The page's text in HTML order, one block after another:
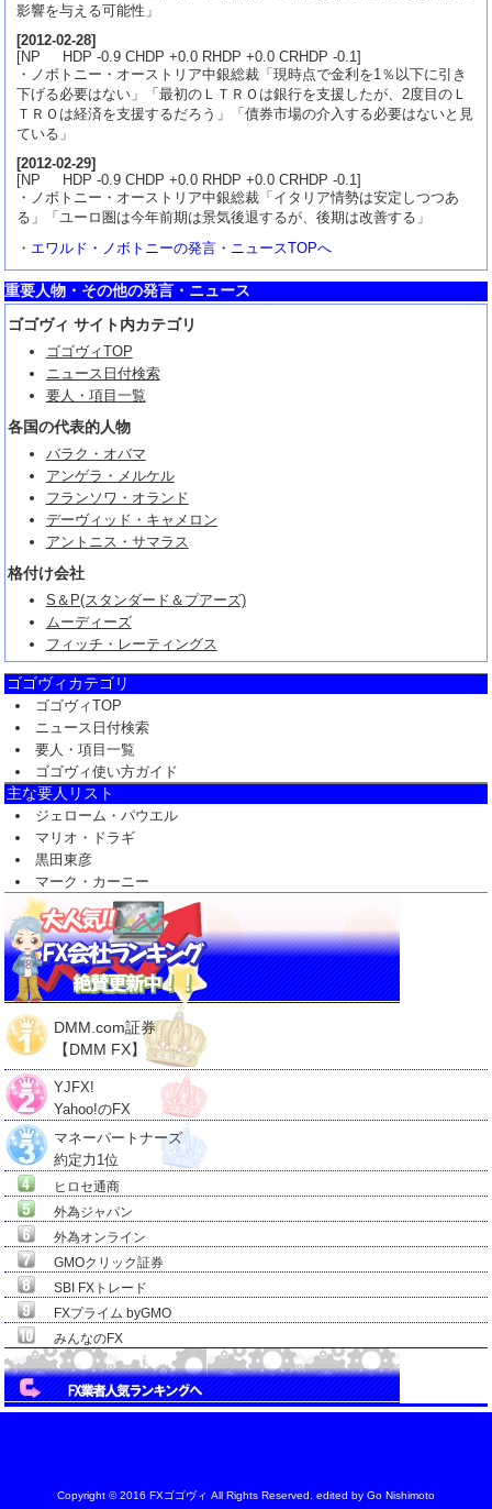
影響を与える可能性」
[2012-02-28]
[NP HDP -0.9 CHDP +0.0 RHDP +0.0 CRHDP -0.1]
・ノボトニー・オーストリア中銀総裁「現時点で金利を1％以下に引き
下げる必要はない」「最初のＬＴＲＯは銀行を支援したが、2度目のＬ
ＴＲＯは経済を支援するだろう」「債券市場の介入する必要はないと見
ている」
[2012-02-29]
[NP HDP -0.9 CHDP +0.0 RHDP +0.0 CRHDP -0.1]
・ノボトニー・オーストリア中銀総裁「イタリア情勢は安定しつつあ
る」「ユーロ圏は今年前期は景気後退するが、後期は改善する」
・ エワルド・ノボトニーの発言・ニュースTOPへ
重要人物・その他の発言・ニュース
ゴゴヴィ サイト内カテゴリ
ゴゴヴィTOP
ニュース日付検索
要人・項目一覧
各国の代表的人物
バラク・オバマ
アンゲラ・メルケル
フランソワ・オランド
デーヴィッド・キャメロン
アントニス・サマラス
格付け会社
S＆P(スタンダード＆プアーズ)
ムーディーズ
フィッチ・レーティングス
ゴゴヴィカテゴリ
ゴゴヴィTOP
ニュース日付検索
要人・項目一覧
ゴゴヴィ使い方ガイド
主な要人リスト
ジェローム・パウエル
マリオ・ドラギ
黒田東彦
マーク・カーニー
DMM.com証券
【DMM FX】
YJFX!
Yahoo!のFX
マネーパートナーズ
約定力1位
ヒロセ通商
外為ジャパン
外為オンライン
GMOクリック証券
SBI FXトレード
FXプライム byGMO
みんなのFX
Copyright © 2016 FXゴゴヴィ All Rights Reserved. edited by Go Nishimoto